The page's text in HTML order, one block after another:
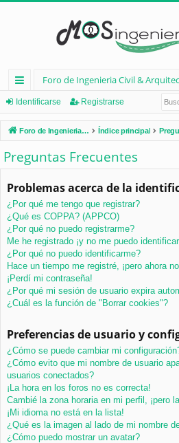
nl
ac
es
rá
pi
d
os
Foro de Ingenieria Civil &
Identificarse Registrarse
Foro de Ingenieria Civil & Arquitectura Índice principal
Preguntas Frecuentes
Problemas acerca de la
¿Por qué me tengo que registrar?
¿Qué es COPPA? (APPCO)
¿Por qué no puedo registrarme?
Me he registrado ¡y no me puedo
¿Por qué no puedo identificarme?
Hace un tiempo me registré, ¡pero ahora
¡Perdí mi contraseña!
¿Por qué mi sesión de usuario expira
¿Cuál es la función de "Borrar cookies"?
Preferencias de usuario y
¿Cómo se puede cambiar mi
¿Cómo evito que mi nombre de usuario
usuarios conectados?
¡La hora en los foros no es correcta!
Cambié la zona horaria en mi perfil, ¡pero
¡Mi idioma no está en la lista!
¿Qué es la imagen al lado de mi nombre
¿Cómo puedo mostrar un avatar?